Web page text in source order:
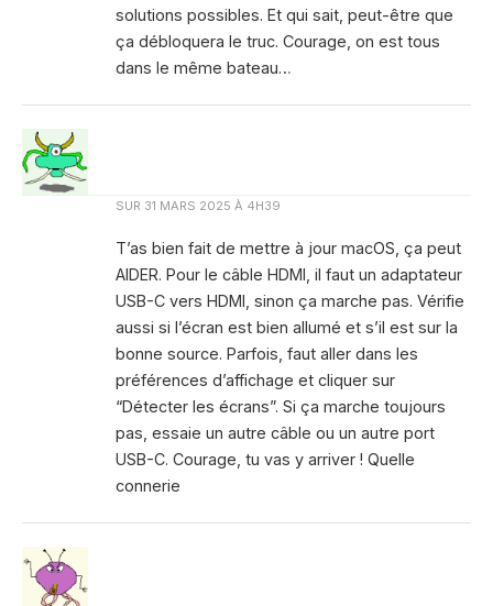
solutions possibles. Et qui sait, peut-être que
ça débloquera le truc. Courage, on est tous
dans le même bateau…
SUR 31 MARS 2025 À 4H39
T’as bien fait de mettre à jour macOS, ça peut
AIDER. Pour le câble HDMI, il faut un adaptateur
USB-C vers HDMI, sinon ça marche pas. Vérifie
aussi si l’écran est bien allumé et s’il est sur la
bonne source. Parfois, faut aller dans les
préférences d’affichage et cliquer sur
“Détecter les écrans”. Si ça marche toujours
pas, essaie un autre câble ou un autre port
USB-C. Courage, tu vas y arriver ! Quelle
connerie